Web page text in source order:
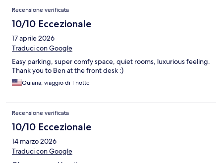
Recensione verificata
10/10 Eccezionale
17 aprile 2026
Traduci con Google
Easy parking, super comfy space, quiet rooms, luxurious feeling.
Thank you to Ben at the front desk :)
Quiana, viaggio di 1 notte
Recensione verificata
10/10 Eccezionale
14 marzo 2026
Traduci con Google